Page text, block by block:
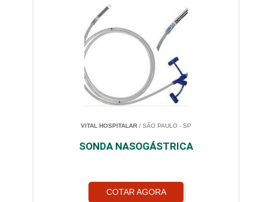
VITAL HOSPITALAR / SÃO PAULO - SP
SONDA NASOGÁSTRICA
COTAR AGORA